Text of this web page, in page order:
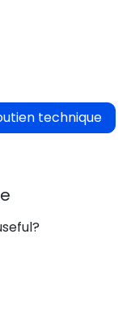
technique